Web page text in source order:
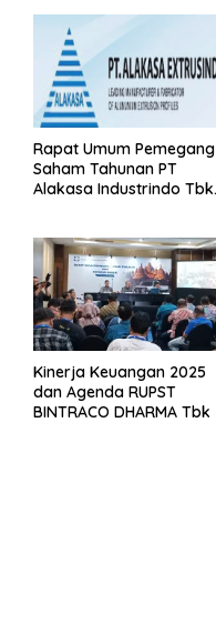
Rapat Umum Pemegang
Saham Tahunan PT
Alakasa Industrindo Tbk
Kinerja Keuangan 2025
dan Agenda RUPST
BINTRACO DHARMA Tbk